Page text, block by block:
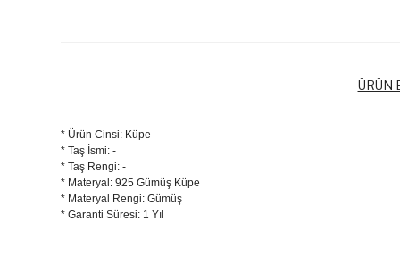
ÜRÜN
* Ürün Cinsi: Küpe
* Taş İsmi: -
* Taş Rengi: -
* Materyal: 925 Gümüş Küpe
* Materyal Rengi: Gümüş
* Garanti Süresi: 1 Yıl